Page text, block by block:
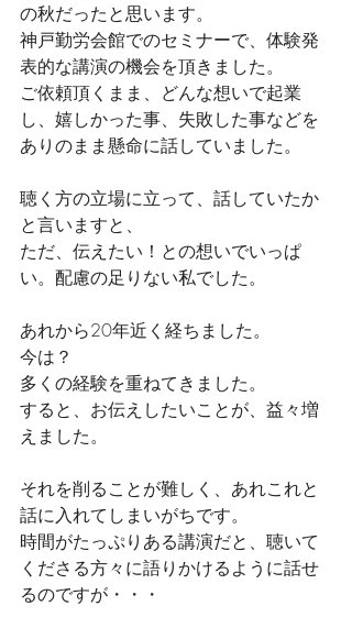
の秋だったと思います。
神戸勤労会館でのセミナーで、体験発
表的な講演の機会を頂きました。
ご依頼頂くまま、どんな想いで起業
し、嬉しかった事、失敗した事などを
ありのまま懸命に話していました。
聴く方の立場に立って、話していたか
と言いますと、
ただ、伝えたい！との想いでいっぱ
い。配慮の足りない私でした。
あれから20年近く経ちました。
今は？
多くの経験を重ねてきました。
すると、お伝えしたいことが、益々増
えました。
それを削ることが難しく、あれこれと
話に入れてしまいがちです。
時間がたっぷりある講演だと、聴いて
くださる方々に語りかけるように話せ
るのですが・・・